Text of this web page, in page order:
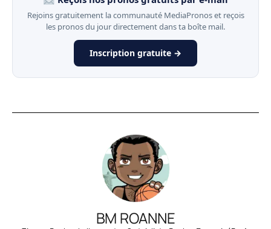
Rejoins gratuitement la communauté MediaPronos et reçois
les pronos du jour directement dans ta boîte mail.
Inscription gratuite →
BM ROANNE